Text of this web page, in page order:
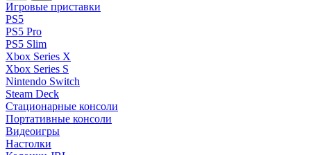
Игровые приставки
PS5
PS5 Pro
PS5 Slim
Xbox Series X
Xbox Series S
Nintendo Switch
Steam Deck
Стационарные консоли
Портативные консоли
Видеоигры
Настолки